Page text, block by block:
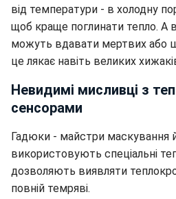
від температури - в холодну
щоб краще поглинати тепло. А
можуть вдавати мертвих або
це лякає навіть великих
Невидимі мисливці з
сенсорами
Гадюки - майстри маскування
використовують спеціальні
дозволяють виявляти
повній темряві.